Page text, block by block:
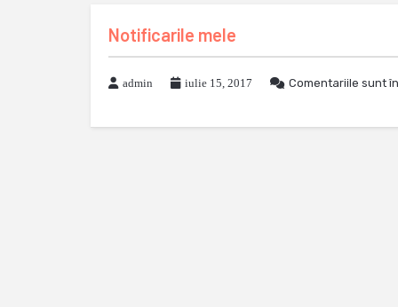
Notificarile mele
admin iulie 15, 2017 Comentariile sunt